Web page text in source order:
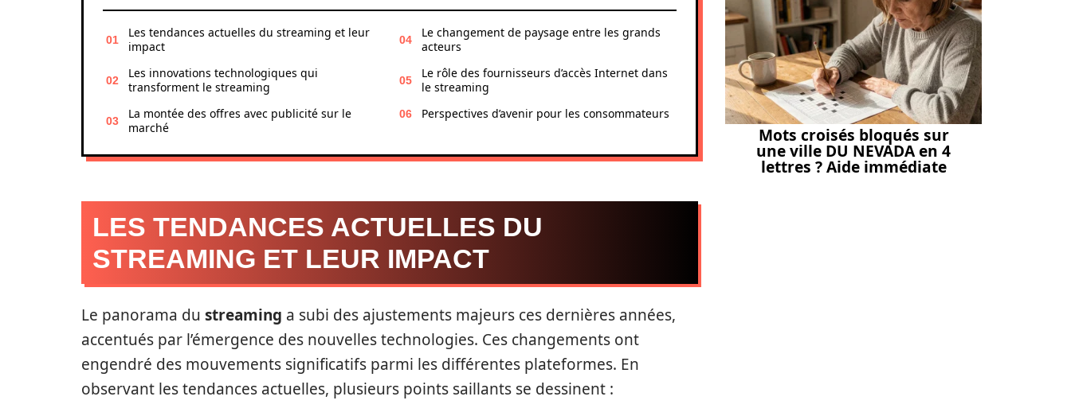
Les tendances actuelles du streaming et leur
impact
Les innovations technologiques qui
transforment le streaming
La montée des offres avec publicité sur le
marché
Le changement de paysage entre les grands
acteurs
Le rôle des fournisseurs d’accès Internet dans
le streaming
Perspectives d’avenir pour les consommateurs
LES TENDANCES ACTUELLES DU
STREAMING ET LEUR IMPACT
Le panorama du streaming a subi des ajustements majeurs ces dernières années,
accentués par l’émergence des nouvelles technologies. Ces changements ont
engendré des mouvements significatifs parmi les différentes plateformes. En
observant les tendances actuelles, plusieurs points saillants se dessinent :
Mots croisés bloqués sur
une ville DU NEVADA en 4
lettres ? Aide immédiate